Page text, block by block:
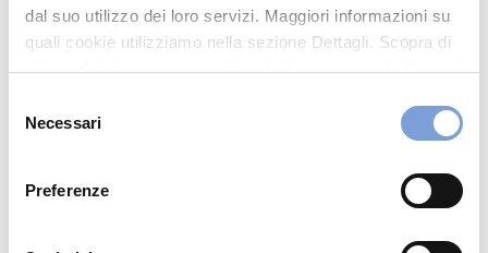
dal suo utilizzo dei loro servizi. Maggiori informazioni su
quali cookie utilizziamo nella sezione Dettagli. Scopra di
più su chi siamo, come può contattarci e come trattiamo i
può trovare nel footer del sito nella sezione "Informativa
delNecessari
Preferenze